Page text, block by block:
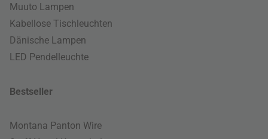
Muuto Lampen
Kabellose Tischleuchten
Dänische Lampen
LED Pendelleuchte
Bestseller
Montana Panton Wire